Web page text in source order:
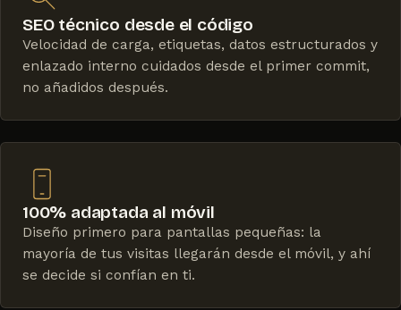
SEO técnico desde el código
Velocidad de carga, etiquetas, datos estructurados y
enlazado interno cuidados desde el primer commit,
no añadidos después.
100% adaptada al móvil
Diseño primero para pantallas pequeñas: la
mayoría de tus visitas llegarán desde el móvil, y ahí
se decide si confían en ti.